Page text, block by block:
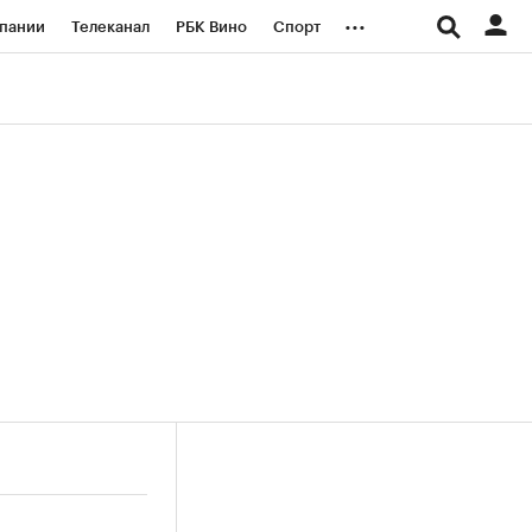
Телеканал РБК Вино Спорт ...